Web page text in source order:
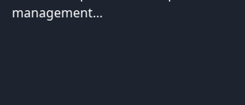
management…